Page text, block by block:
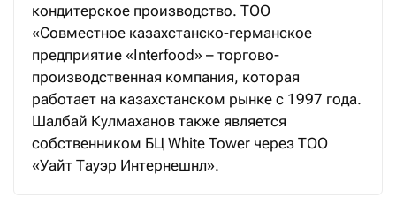
кондитерское производство. ТОО
«Совместное казахстанско-германское
предприятие «Interfood» – торгово-
производственная компания, которая
работает на казахстанском рынке с 1997 года.
Шалбай Кулмаханов также является
собственником БЦ White Tower через ТОО
«Уайт Тауэр Интернешнл».